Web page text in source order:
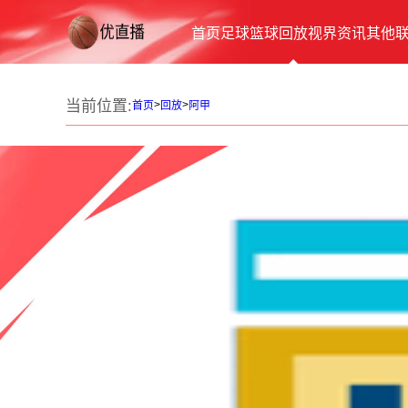
首页足球篮球回放视界资讯其他
当前位置:首页>回放>阿甲